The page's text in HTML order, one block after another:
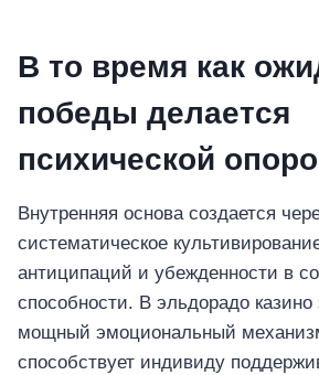
В то время как
победы делается
психической
Внутренняя основа создается
систематическое
антиципаций и убежденности в
способности. В эльдорадо казино
мощный эмоциональный
способствует индивиду